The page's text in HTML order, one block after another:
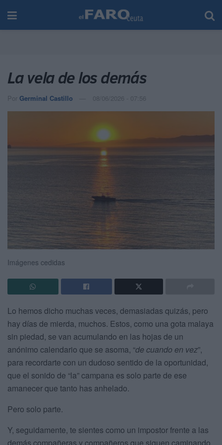
La vela de los demás
Por Germinal Castillo 08/06/2026 - 07:56
Imágenes cedidas
Lo hemos dicho muchas veces, demasiadas quizás, pero
hay días de mierda, muchos. Estos, como una gota malaya
sin piedad, se van acumulando en las hojas de un
anónimo calendario que se asoma, “de cuando en vez”,
para recordarte con un dudoso sentido de la oportunidad,
que el sonido de “la” campana es solo parte de ese
amanecer que tanto has anhelado.
Pero solo parte.
Y, seguidamente, te sientes como un impostor frente a las